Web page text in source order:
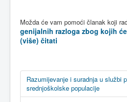
Možda će vam pomoći članak koji
genijalnih razloga zbog kojih
(više) čitati
Razumijevanje i suradnja u službi
srednjoškolske populacije